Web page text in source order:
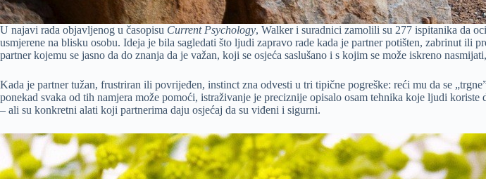
U najavi rada objavljenog u časopisu Current Psychology, Walker i suradnici zamolili su 277 ispitanika da
usmjerene na blisku osobu. Ideja je bila sagledati što ljudi zapravo rade kada je partner potišten, zabrinut
partner kojemu se jasno da do znanja da je važan, koji se osjeća saslušano i s kojim se može iskreno
Kada je partner tužan, frustriran ili povrijeđen, instinct zna odvesti u tri tipične pogreške: reći mu da se
ponekad svaka od tih namjera može pomoći, istraživanje je preciznije opisalo osam tehnika koje ljudi
– ali su konkretni alati koji partnerima daju osjećaj da su viđeni i sigurni.